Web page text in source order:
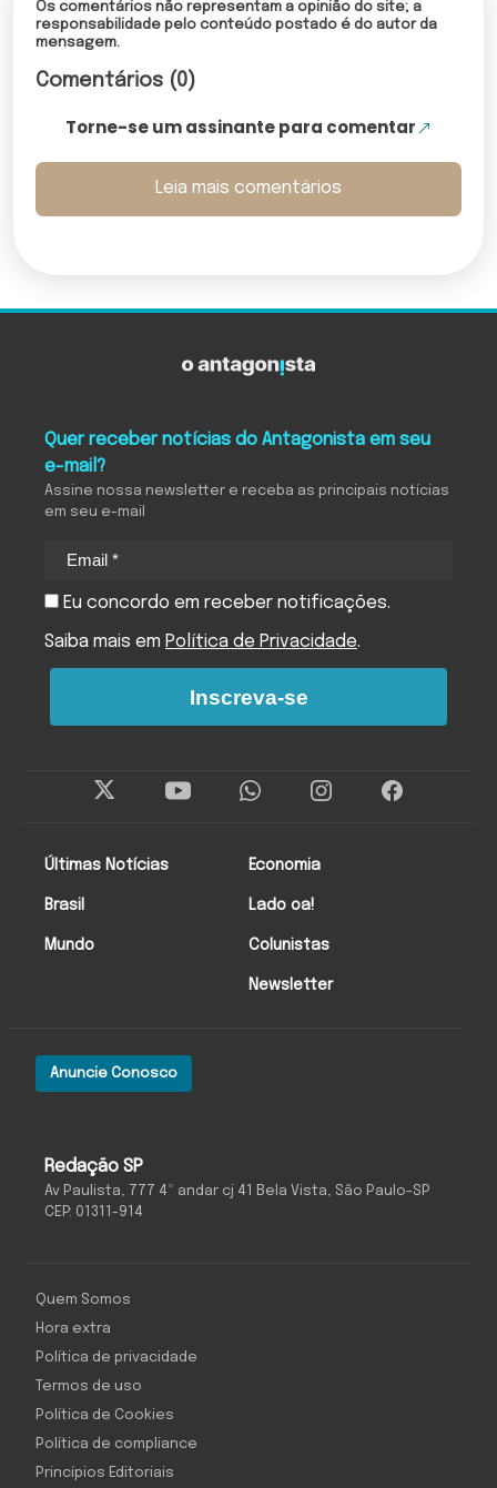
Os comentários não representam a opinião do site; a
responsabilidade pelo conteúdo postado é do autor da
mensagem.
Comentários (0)
Torne-se um assinante para comentar
Leia mais comentários
Redação SP
Av Paulista, 777 4º andar cj 41 Bela Vista, São Paulo-SP
CEP: 01311-914
Anuncie Conosco
Últimas Notícias
Brasil
Mundo
Economia
Lado oa!
Colunistas
Newsletter
Quer receber notícias do Antagonista em seu
e-mail?
Assine nossa newsletter e receba as principais notícias
em seu e-mail
Eu concordo em receber notificações.
Saiba mais em Política de Privacidade.
Inscreva-se
Quem Somos
Hora extra
Política de privacidade
Termos de uso
Política de Cookies
Política de compliance
Princípios Editoriais